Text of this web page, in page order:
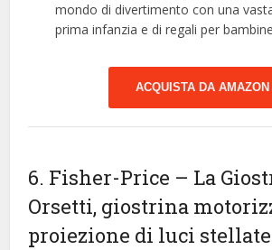
mondo di divertimento con una
prima infanzia e di regali per
ACQUISTA DA AMAZON
6. Fisher-Price – La
Orsetti, giostrina
proiezione di luci